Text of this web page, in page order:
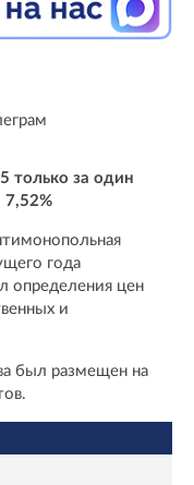
только за один
7,52%
года
определения цен
и
был размещен на